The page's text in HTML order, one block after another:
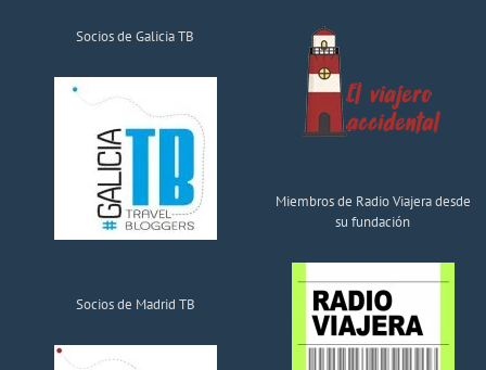
Socios de Galicia TB
Socios de Madrid TB
Miembros de Radio Viajera desde
su fundación